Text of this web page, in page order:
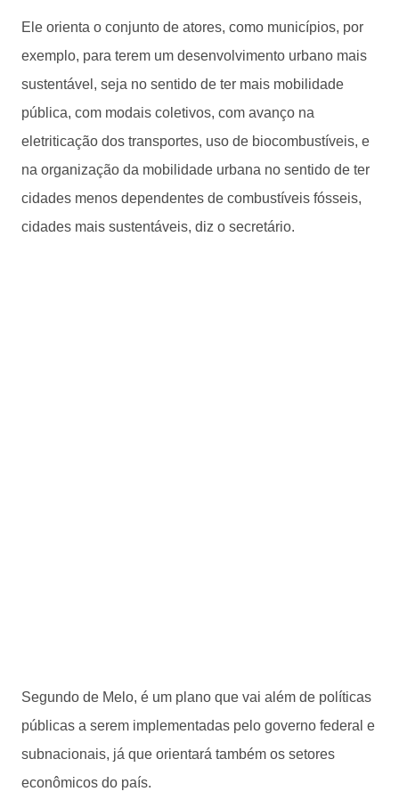
Ele orienta o conjunto de atores, como municípios, por
exemplo, para terem um desenvolvimento urbano mais
sustentável, seja no sentido de ter mais mobilidade
pública, com modais coletivos, com avanço na
eletriticação dos transportes, uso de biocombustíveis, e
na organização da mobilidade urbana no sentido de ter
cidades menos dependentes de combustíveis fósseis,
cidades mais sustentáveis, diz o secretário.
Segundo de Melo, é um plano que vai além de políticas
públicas a serem implementadas pelo governo federal e
subnacionais, já que orientará também os setores
econômicos do país.